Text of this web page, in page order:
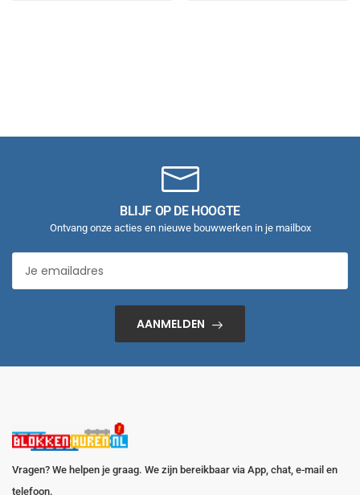
BLIJF OP DE HOOGTE
Ontvang onze acties en nieuwe bouwwerken in je mailbox
AANMELDEN
Vragen? We helpen je graag. We zijn bereikbaar via App, chat, e-mail en
telefoon.